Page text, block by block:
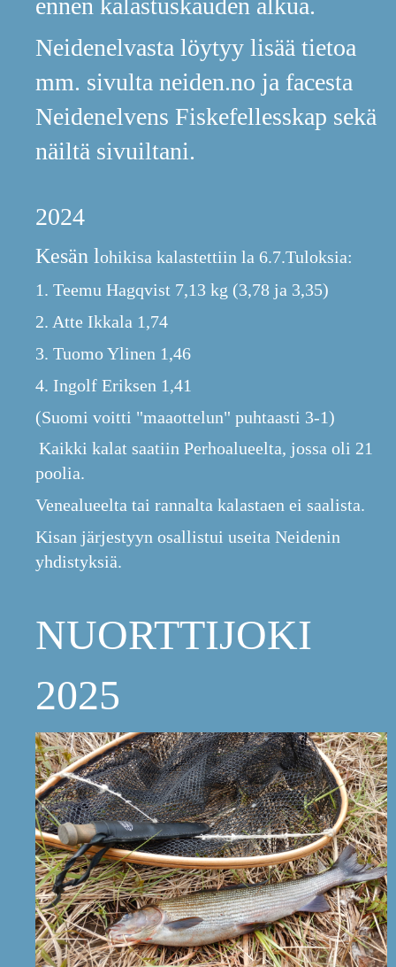
ennen kalastuskauden alkua.
Neidenelvasta löytyy lisää tietoa
mm. sivulta neiden.no ja facesta
Neidenelvens Fiskefellesskap sekä
näiltä sivuiltani.
2024
Kesän lohikisa kalastettiin la 6.7.Tuloksia:
1. Teemu Hagqvist 7,13 kg (3,78 ja 3,35)
2. Atte Ikkala 1,74
3. Tuomo Ylinen 1,46
4. Ingolf Eriksen 1,41
(Suomi voitti "maaottelun" puhtaasti 3-1)
Kaikki kalat saatiin Perhoalueelta, jossa oli 21
poolia.
Venealueelta tai rannalta kalastaen ei saalista.
Kisan järjestyyn osallistui useita Neidenin
yhdistyksiä.
NUORTTIJOKI
2025